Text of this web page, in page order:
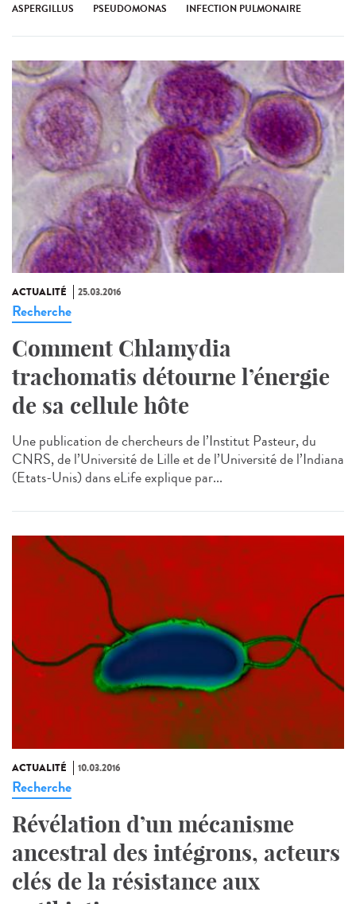
ASPERGILLUS PSEUDOMONAS INFECTION PULMONAIRE
ACTUALITÉ 25.03.2016
Recherche
Comment Chlamydia
trachomatis détourne l’énergie
de sa cellule hôte
Une publication de chercheurs de l’Institut Pasteur, du
CNRS, de l’Université de Lille et de l’Université de l’Indiana
(Etats-Unis) dans eLife explique par...
ACTUALITÉ 10.03.2016
Recherche
Révélation d’un mécanisme
ancestral des intégrons, acteurs
clés de la résistance aux